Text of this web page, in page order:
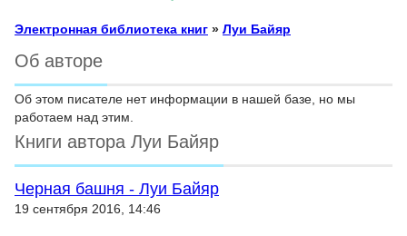
Электронная библиотека книг » Луи Байяр
Об авторе
Об этом писателе нет информации в нашей базе, но мы
работаем над этим.
Книги автора Луи Байяр
Черная башня - Луи Байяр
19 сентября 2016, 14:46